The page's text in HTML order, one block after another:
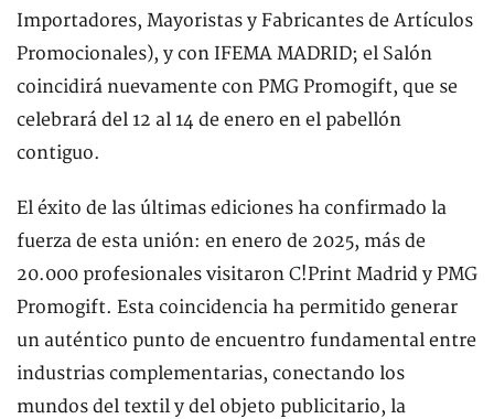
Importadores, Mayoristas y Fabricantes de Artículos
Promocionales), y con IFEMA MADRID; el Salón
coincidirá nuevamente con PMG Promogift, que se
celebrará del 12 al 14 de enero en el pabellón
contiguo.
El éxito de las últimas ediciones ha confirmado la
fuerza de esta unión: en enero de 2025, más de
20.000 profesionales visitaron C!Print Madrid y PMG
Promogift. Esta coincidencia ha permitido generar
un auténtico punto de encuentro fundamental entre
industrias complementarias, conectando los
mundos del textil y del objeto publicitario, la